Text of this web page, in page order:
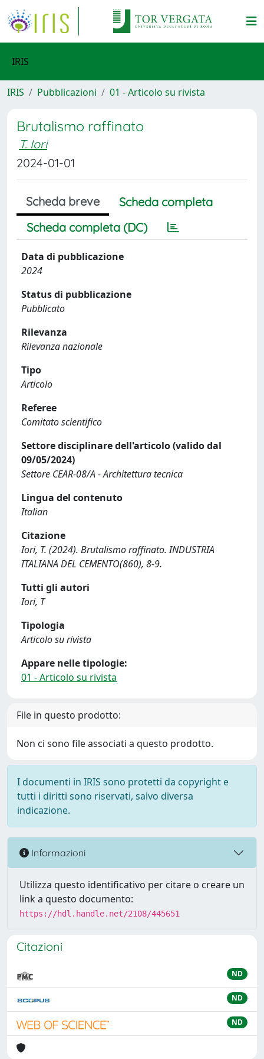
IRIS
IRIS Pubblicazioni 01 - Articolo su rivista
Brutalismo raffinato
T. Iori
2024-01-01
Scheda breve
Scheda completa
Scheda completa (DC)
Data di pubblicazione
2024
Status di pubblicazione
Pubblicato
Rilevanza
Rilevanza nazionale
Tipo
Articolo
Referee
Comitato scientifico
Settore disciplinare dell'articolo (valido dal
09/05/2024)
Settore CEAR-08/A - Architettura tecnica
Lingua del contenuto
Italian
Citazione
Iori, T. (2024). Brutalismo raffinato. INDUSTRIA
ITALIANA DEL CEMENTO(860), 8-9.
Tutti gli autori
Iori, T
Tipologia
Articolo su rivista
Appare nelle tipologie:
01 - Articolo su rivista
File in questo prodotto:
Non ci sono file associati a questo prodotto.
I documenti in IRIS sono protetti da copyright e
tutti i diritti sono riservati, salvo diversa
indicazione.
Informazioni
Utilizza questo identificativo per citare o creare un
link a questo documento:
https://hdl.handle.net/2108/445651
Citazioni
ND
ND
ND